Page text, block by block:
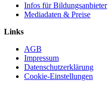
Infos für Bildungsanbieter
Mediadaten & Preise
Links
AGB
Impressum
Datenschutzerklärung
Cookie-Einstellungen